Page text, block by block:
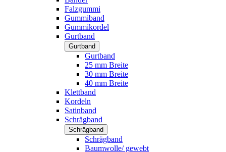
Falzgummi
Gummiband
Gummikordel
Gurtband
Gurtband
Gurtband
25 mm Breite
30 mm Breite
40 mm Breite
Klettband
Kordeln
Satinband
Schrägband
Schrägband
Schrägband
Baumwolle/ gewebt